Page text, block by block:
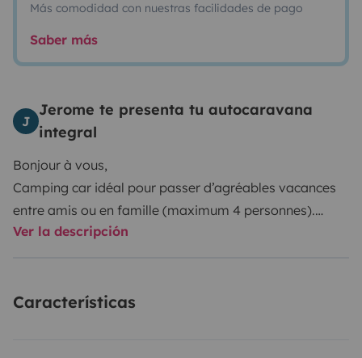
Más comodidad con nuestras facilidades de pago
Saber más
J
Jerome te presenta tu autocaravana
integral
Bonjour à vous,
Camping car idéal pour passer d’agréables vacances
entre amis ou en famille (maximum 4 personnes).
Vous trouverez à bord :
une douche, des WC, un lavabo, des moustiquaires à
Ver la descripción
Características